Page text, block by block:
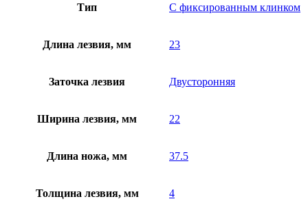
Тип С фиксированным клинком
Длина лезвия, мм 23
Заточка лезвия Двусторонняя
Ширина лезвия, мм 22
Длина ножа, мм 37.5
Толщина лезвия, мм 4